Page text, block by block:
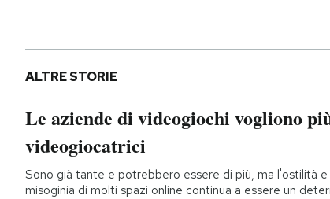
ALTRE STORIE
Le aziende di videogiochi vogliono
videogiocatrici
Sono già tante e potrebbero essere di più, ma l'ostilità e
misoginia di molti spazi online continua a essere un